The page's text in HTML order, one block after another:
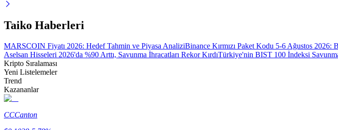
BTR Kilitleme
Taiko Haberleri
MARSCOIN Fiyatı 2026: Hedef Tahmin ve Piyasa AnaliziBinance Kırmızı Paket Kodu 5-6 Ağustos 2026:
Aselsan Hisseleri 2026'da %90 Arttı, Savunma İhracatları Rekor KırdıTürkiye'nin BIST 100 İndeksi
Kripto Sıralaması
Yeni Listelemeler
Trend
Kazananlar
CCCanton